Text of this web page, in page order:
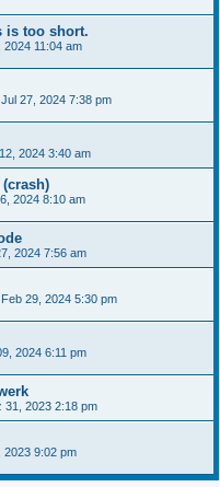
is too short.
2024 11:04 am
27, 2024 7:38 pm
2024 3:40 am
2024 8:10 am
2024 7:56 am
29, 2024 5:30 pm
2024 6:11 pm
31, 2023 2:18 pm
2023 9:02 pm